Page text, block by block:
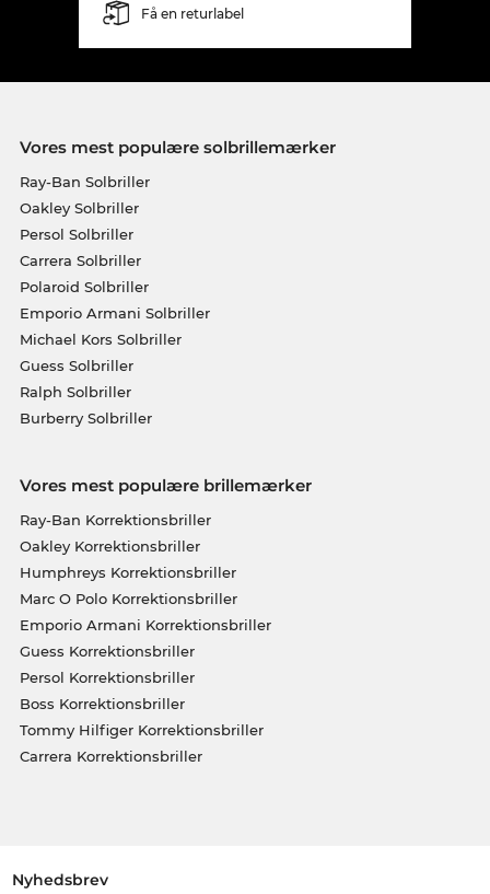
Få en returlabel
Vores mest populære solbrillemærker
Ray-Ban Solbriller
Oakley Solbriller
Persol Solbriller
Carrera Solbriller
Polaroid Solbriller
Emporio Armani Solbriller
Michael Kors Solbriller
Guess Solbriller
Ralph Solbriller
Burberry Solbriller
Vores mest populære brillemærker
Ray-Ban Korrektionsbriller
Oakley Korrektionsbriller
Humphreys Korrektionsbriller
Marc O Polo Korrektionsbriller
Emporio Armani Korrektionsbriller
Guess Korrektionsbriller
Persol Korrektionsbriller
Boss Korrektionsbriller
Tommy Hilfiger Korrektionsbriller
Carrera Korrektionsbriller
Nyhedsbrev